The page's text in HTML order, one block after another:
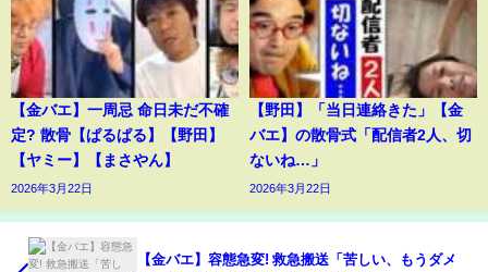
【金バエ】一周忌 命日未だ不確
定? 散骨【ぱるぱる】【野田】
【ヤミー】【まさやん】
2026年3月22日
【野田】「当日連絡きた」【金
バエ】の散骨式「配信者2人、切
ないね…」
2026年3月22日
【金バエ】容態急変! 救急搬送「苦しい、もうダメ